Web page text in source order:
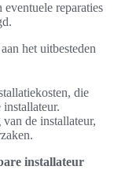
reparaties
het uitbesteden
die
de installateur,
installateur